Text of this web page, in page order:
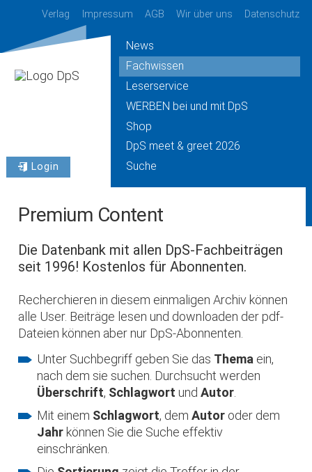
Verlag Impressum AGB Wir über uns Datenschutz
Login
News
Fachwissen
Leserservice
WERBEN bei und mit DpS
Shop
DpS meet & greet 2026
Suche
Premium Content
Die Datenbank mit allen DpS-Fachbeiträgen
seit 1996! Kostenlos für Abonnenten.
Recherchieren in diesem einmaligen Archiv können
alle User. Beiträge lesen und downloaden der pdf-
Dateien können aber nur DpS-Abonnenten.
Unter Suchbegriff geben Sie das Thema ein,
nach dem sie suchen. Durchsucht werden
Überschrift, Schlagwort undAutor
Mit einem Schlagwort, demAutor oder dem
Jahr können Sie die Suche effektiv
einschränken.